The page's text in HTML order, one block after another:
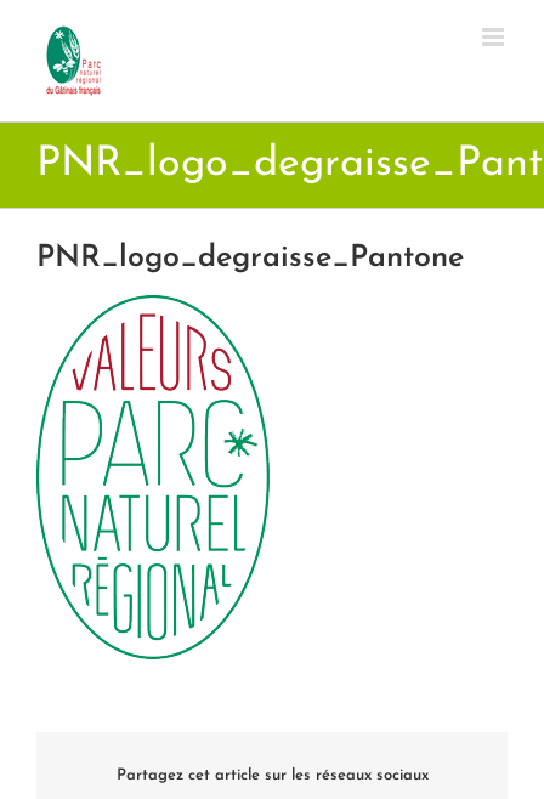
contenu
PNR_logo_degraisse_Pantone
Partagez cet article sur les réseaux sociaux